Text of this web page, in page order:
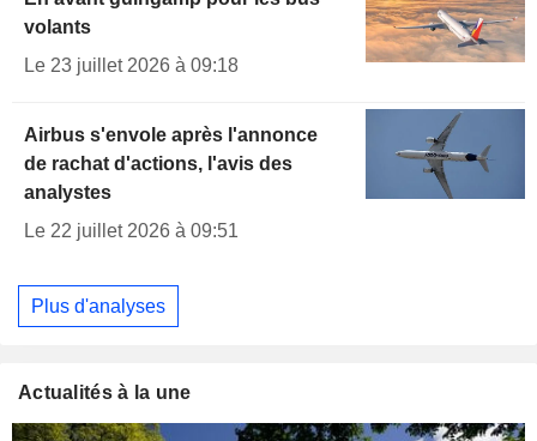
volants
Le 23 juillet 2026 à 09:18
Airbus s'envole après l'annonce
de rachat d'actions, l'avis des
analystes
Le 22 juillet 2026 à 09:51
Plus d'analyses
Actualités à la une